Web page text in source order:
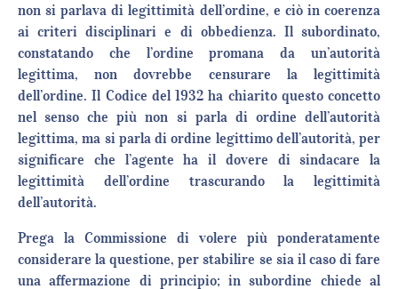
non si parlava di legittimità dell’ordine, e ciò in coerenza
ai criteri disciplinari e di obbedienza. Il subordinato,
constatando che l’ordine promana da un’autorità
legittima, non dovrebbe censurare la legittimità
dell’ordine. Il Codice del 1932 ha chiarito questo concetto
nel senso che più non si parla di ordine dell’autorità
legittima, ma si parla di ordine legittimo dell’autorità, per
significare che l’agente ha il dovere di sindacare la
legittimità dell’ordine trascurando la legittimità
dell’autorità.
Prega la Commissione di volere più ponderatamente
considerare la questione, per stabilire se sia il caso di fare
una affermazione di principio; in subordine chiede al